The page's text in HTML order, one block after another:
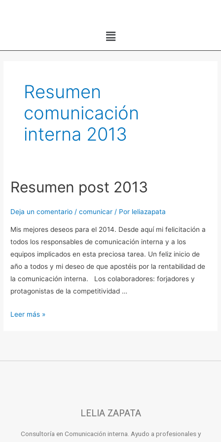
Menú
Resumen
comunicación
interna 2013
Resumen post 2013
Deja un comentario /comunicar / Por leliazapata
Mis mejores deseos para el 2014. Desde aquí mi felicitación a
todos los responsables de comunicación interna y a los
equipos implicados en esta preciosa tarea. Un feliz inicio de
año a todos y mi deseo de que apostéis por la rentabilidad de
la comunicación interna. Los colaboradores: forjadores y
protagonistas de la competitividad …
Resumen
post
2013
Leer más »
LELIA ZAPATA
Consultoría en Comunicación interna. Ayudo a profesionales y